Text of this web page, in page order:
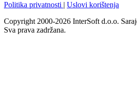
Politika privatnosti | Uslovi korištenja
Copyright 2000-2026 InterSoft d.o.o.
Sva prava zadržana.